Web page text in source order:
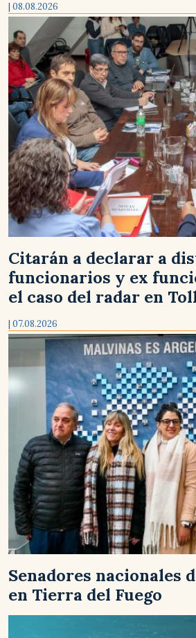
| 08.08.2026
Citarán a declarar a
funcionarios y ex
el caso del radar en
| 07.08.2026
Senadores nacionales
en Tierra del Fuego